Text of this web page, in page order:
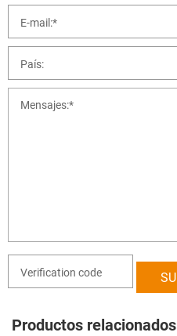
Productos relacionados